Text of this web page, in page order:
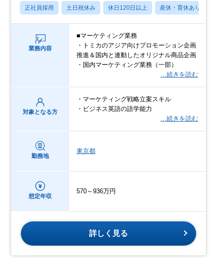
正社員採用 土日祝休み 休日120日以上 産休・育休あり
業務内容
■マーケティング業務
・トミカのアジア向けプロモーション企画
推進＆国内と連動したオリジナル商品企画
・国内マーケティング業務（一部）
…続きを読む
対象となる方
・マーケティング戦略立案スキル
・ビジネス英語の語学能力
…続きを読む
勤務地
東京都
想定年収
570～936万円
詳しく見る